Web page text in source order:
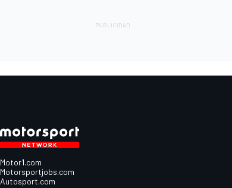
Motor1.com
Motorsportjobs.com
Autosport.com